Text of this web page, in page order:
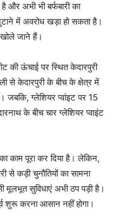
और अभी भी बर्फबारी का
में अवरोध खड़ा हो सकता है।
जाने हैं।
ऊंचाई पर स्थित केदारपुरी
से केदारपुरी के बीच के क्षेत्र में
ग्लेशियर प्वांइट पर 15
के बीच चार ग्लेशियर प्वाइंट
काम पूरा कर दिया है। लेकिन,
से कड़ी चुनौतियों का सामना
मूलभूत सुविधाएं अभी ठप पड़ी है।
शुरू करना आसान नहीं होगा।